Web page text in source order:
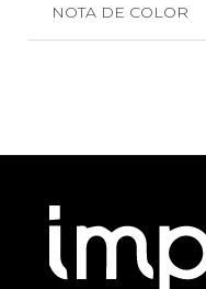
NOTA DE COLOR